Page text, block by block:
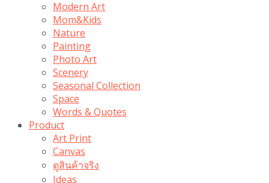
Modern Art
Mom&Kids
Nature
Painting
Photo Art
Scenery
Seasonal Collection
Space
Words & Quotes
Product
Art Print
Canvas
ดูสินค้าจริง
Ideas